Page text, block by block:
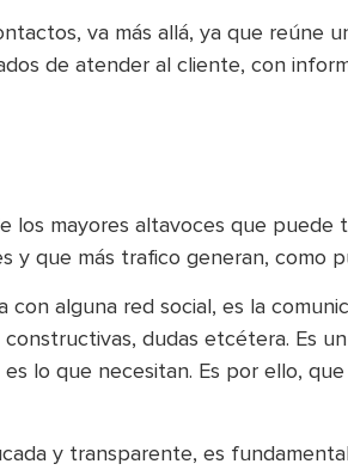
va más allá, ya que reúne
de atender al cliente, con
los mayores altavoces que
y que más trafico generan, como
alguna red social, es la
dudas etcétera. Es
lo que necesitan. Es por ello,
y transparente, es